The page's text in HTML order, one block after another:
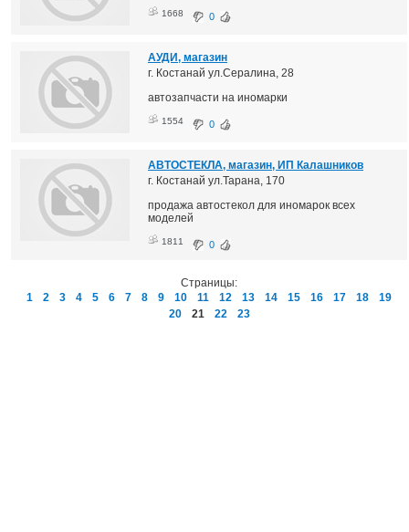
1668 0
АУДИ, магазин
г. Костанай ул.Сералина, 28
автозапчасти на иномарки
1554 0
АВТОСТЕКЛА, магазин, ИП Калашников
г. Костанай ул.Тарана, 170
продажа автостекол для иномарок всех
моделей
1811 0
Страницы:
1
2 3 4 5 6 7 8 9 10 11 12 13 14 15 16 17 18
19
20
21 22 23